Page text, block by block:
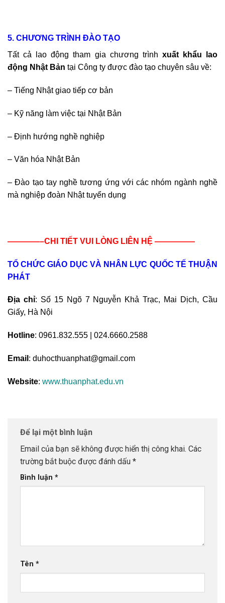
5. CHƯƠNG TRÌNH ĐÀO TẠO
Tất cả lao động tham gia chương trình xuất khẩu lao
động Nhật Bản tại Công ty được đào tạo chuyên sâu về:
– Tiếng Nhật giao tiếp cơ bản
– Kỹ năng làm việc tại Nhật Bản
– Định hướng nghề nghiệp
– Văn hóa Nhật Bản
– Đào tạo tay nghề tương ứng với các nhóm ngành nghề
mà nghiệp đoàn Nhật tuyển dụng
————–CHI TIẾT VUI LÒNG LIÊN HỆ —————
TỔ CHỨC GIÁO DỤC VÀ NHÂN LỰC QUỐC TẾ THUẬN
PHÁT
Địa chỉ: Số 15 Ngõ 7 Nguyễn Khả Trạc, Mai Dịch, Cầu
Giấy, Hà Nội
Hotline: 0961.832.555 | 024.6660.2588
Email : duhocthuanphat@gmail.com
Website: www.thuanphat.edu.vn
Để lại một bình luận
Email của bạn sẽ không được hiển thị công khai. Các
trường bắt buộc được đánh dấu *
Bình luận *
Tên *